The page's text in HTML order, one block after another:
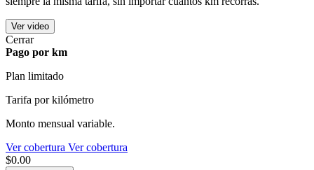
Ver video
Cerrar
Pago por km
Plan limitado
Tarifa por kilómetro
Monto mensual variable.
Ver cobertura Ver cobertura
$0.00